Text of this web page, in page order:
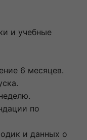
и учебные
6 месяцев.
по
и данных о